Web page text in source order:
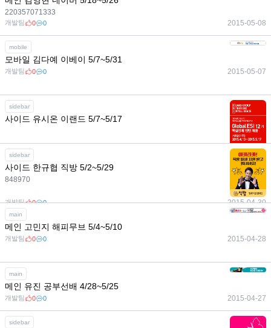
220357071333
개발팀 0 0 2015-05-08
mobile
모바일 김다예 이베이 5/7~5/31
개발팀 0 0 2015-05-07
sidebar
사이드 유시온 이랜드 5/7~5/17
개발팀 2015-05-06
sidebar
사이드 한규협 직방 5/2~5/29
848970
개발팀 0 0 2015-04-30
main
메인 고민지 해피무브 5/4~5/10
개발팀 0 0 2015-04-28
main
메인 유진 공부선배 4/28~5/25
개발팀 0 0 2015-04-27
sidebar